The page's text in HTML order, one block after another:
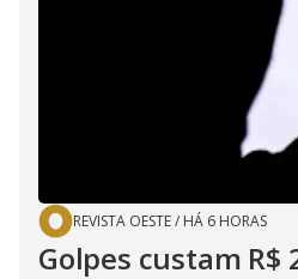
REVISTA OESTE/ HÁ 6 HORAS
Golpes custam R$